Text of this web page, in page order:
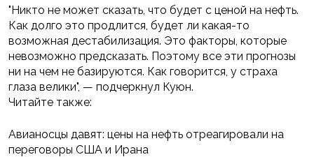
"Никто не может сказать, что будет с ценой на нефть.
Как долго это продлится, будет ли какая-то
возможная дестабилизация. Это факторы, которые
невозможно предсказать. Поэтому все эти прогнозы
ни на чем не базируются. Как говорится, у страха
глаза велики", — подчеркнул Куюн.
Читайте также:
Авианосцы давят: цены на нефть отреагировали на
переговоры США и Ирана